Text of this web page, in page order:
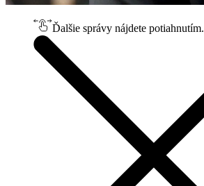
Ďalšie správy nájdete potiahnutím.